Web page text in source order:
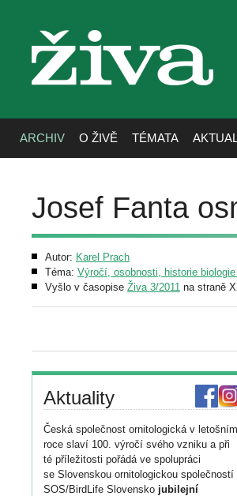
živa
ARCHIV O ŽIVĚ TÉMATA
Josef Fanta
Autor: Karel Prach
Téma: Výročí, osobnosti, historie
Vyšlo v časopise Živa 3/2011 na straně
Aktuality
Česká společnost ornitologická v letošním
roce slaví 100. výročí svého vzniku a při
té příležitosti pořádá ve spolupráci
se Slovenskou ornitologickou společností
SOS/BirdLife Slovensko jubilejní